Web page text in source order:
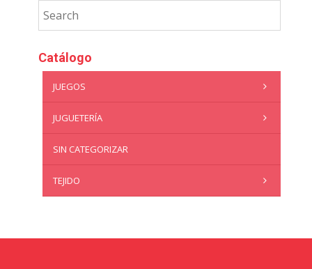
Catálogo
JUEGOS
JUGUETERÍA
SIN CATEGORIZAR
TEJIDO